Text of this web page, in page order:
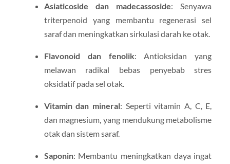
Asiaticoside dan madecassoside: Senyawa
triterpenoid yang membantu regenerasi sel
saraf dan meningkatkan sirkulasi darah ke otak.
Flavonoid dan fenolik: Antioksidan yang
melawan radikal bebas penyebab stres
oksidatif pada sel otak.
Vitamin dan mineral: Seperti vitamin A, C, E,
dan magnesium, yang mendukung metabolisme
otak dan sistem saraf.
Saponin: Membantu meningkatkan daya ingat